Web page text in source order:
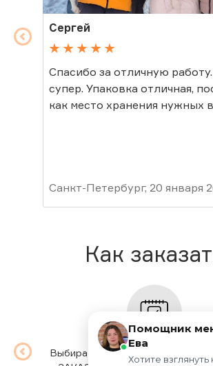
Сергей
Спасибо за отличную
супер. Упаковка отличная,
как место хранения нужных
Санкт-Петербург, 20 января
Как
Выбираете товар, выбираете
Помощник
Ева
Хотите взглянуть